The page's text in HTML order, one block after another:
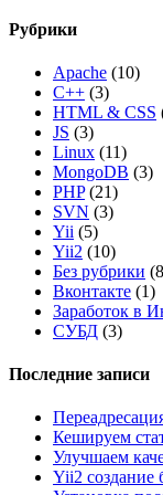
Рубрики
Apache (10)
C++ (3)
HTML & CSS
JS (3)
Linux (11)
MongoDB (3)
PHP(21)
SVN (3)
Yii (5)
Yii2 (10)
Без рубрики
Вконтакте (1)
Заработок в
СУБД (3)
Последние записи
Кешируем
Улучшаем
Yii2 создание